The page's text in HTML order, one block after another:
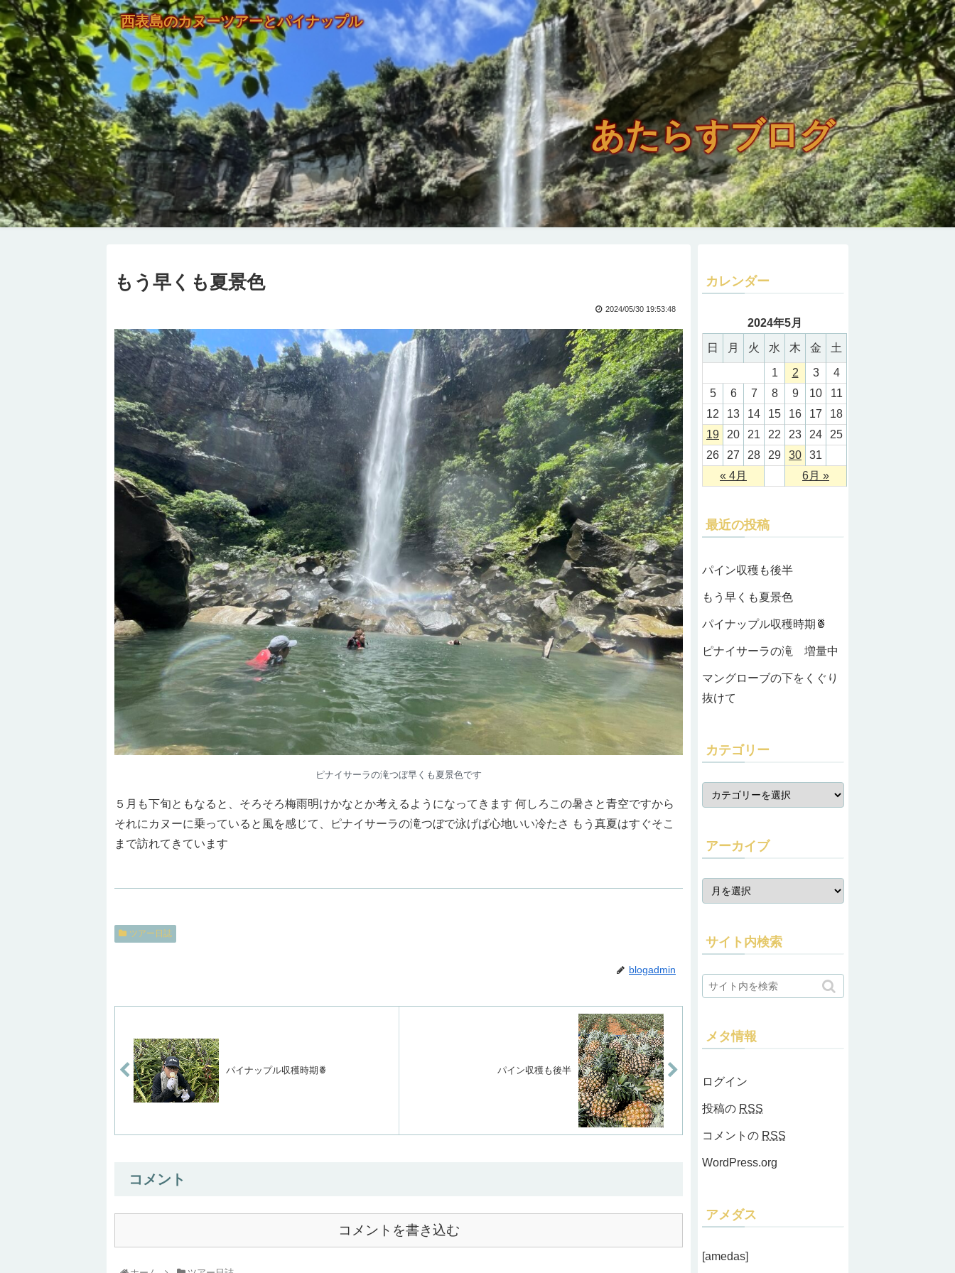
西表島のカヌーツアーとパイナップル
あたらすブログ
もう早くも夏景色
2024/05/30 19:53:48
ピナイサーラの滝つぼ早くも夏景色です
５月も下旬ともなると、そろそろ梅雨明けかなとか考えるようになってきます 何しろこの暑さと青空ですから
それにカヌーに乗っていると風を感じて、ピナイサーラの滝つぼで泳げば心地いい冷たさ もう真夏はすぐそこ
まで訪れてきています
ツアー日誌
blogadmin
パイナップル収穫時期🍍 パイン収穫も後半
コメント
コメントを書き込む
カレンダー
2024年5月
日 月 火 水 木 金 土
« 4月 6月 »
1 2 3
4
5
6 7 8 9 10
11
12
13 14 15 16 17
18
19
20 21 22 23 24
25
26
27 28 29 30 31
最近の投稿
パイン収穫も後半
もう早くも夏景色
パイナップル収穫時期🍍
ピナイサーラの滝 増量中
マングローブの下をくぐり
抜けて
カテゴリー
アーカイブ
サイト内検索
メタ情報
ログイン
投稿の RSS
コメントの RSS
WordPress.org
アメダス
[amedas]